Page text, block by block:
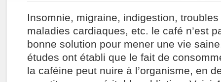
Insomnie, migraine, indigestion,
maladies cardiaques, etc. le café n’est
bonne solution pour mener une vie
études ont établi que le fait de
la caféine peut nuire à l’organisme, en